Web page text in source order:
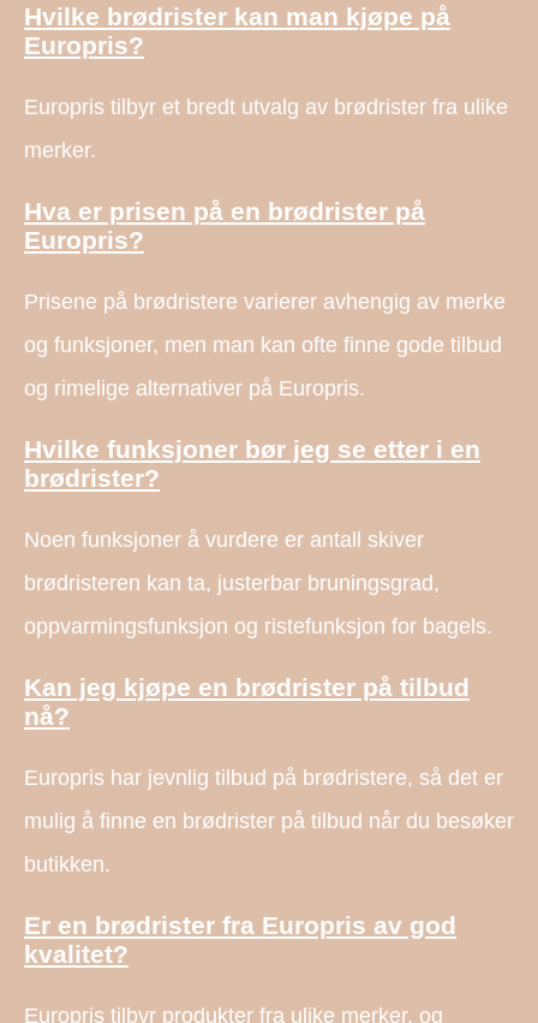
Hvilke brødrister kan man kjøpe på
Europris?
Europris tilbyr et bredt utvalg av brødrister fra ulike
merker.
Hva er prisen på en brødrister på
Europris?
Prisene på brødristere varierer avhengig av merke
og funksjoner, men man kan ofte finne gode tilbud
og rimelige alternativer på Europris.
Hvilke funksjoner bør jeg se etter i en
brødrister?
Noen funksjoner å vurdere er antall skiver
brødristeren kan ta, justerbar bruningsgrad,
oppvarmingsfunksjon og ristefunksjon for bagels.
Kan jeg kjøpe en brødrister på tilbud
nå?
Europris har jevnlig tilbud på brødristere, så det er
mulig å finne en brødrister på tilbud når du besøker
butikken.
Er en brødrister fra Europris av god
kvalitet?
Europris tilbyr produkter fra ulike merker, og